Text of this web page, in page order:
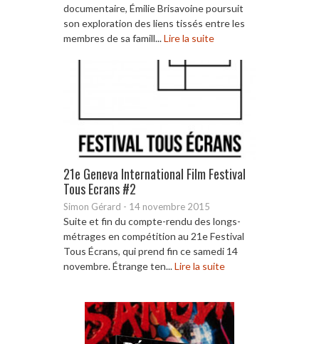
documentaire, Émilie Brisavoine poursuit
son exploration des liens tissés entre les
membres de sa famill...Lire la suite
21e Geneva International Film Festival
Tous Ecrans #2
Simon Gérard - 14 novembre 2015
Suite et fin du compte-rendu des longs-
métrages en compétition au 21e Festival
Tous Écrans, qui prend fin ce samedi 14
novembre. Étrange ten...Lire la suite